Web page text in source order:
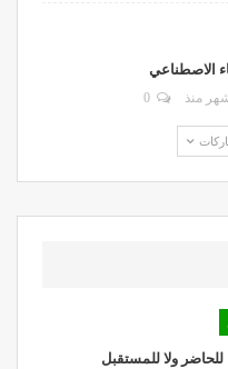
الاصطناعي
ولا للمستقبل